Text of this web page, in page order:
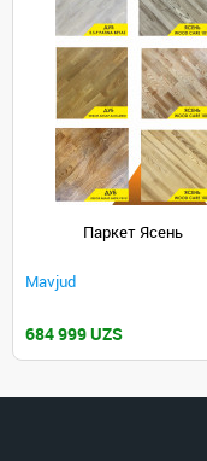
Паркет Ясень
Mavjud
684 999 UZS